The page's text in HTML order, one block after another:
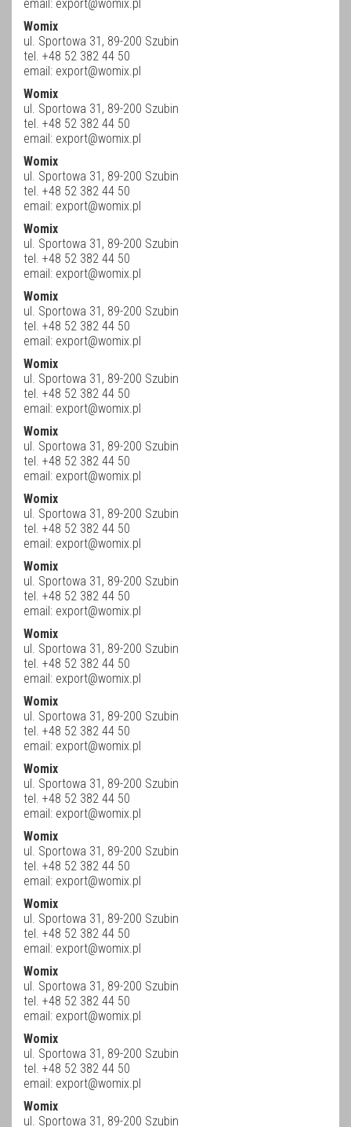
email: export@womix.pl
Womix
ul. Sportowa 31, 89-200 Szubin
tel. +48 52 382 44 50
email: export@womix.pl
Womix
ul. Sportowa 31, 89-200 Szubin
tel. +48 52 382 44 50
email: export@womix.pl
Womix
ul. Sportowa 31, 89-200 Szubin
tel. +48 52 382 44 50
email: export@womix.pl
Womix
ul. Sportowa 31, 89-200 Szubin
tel. +48 52 382 44 50
email: export@womix.pl
Womix
ul. Sportowa 31, 89-200 Szubin
tel. +48 52 382 44 50
email: export@womix.pl
Womix
ul. Sportowa 31, 89-200 Szubin
tel. +48 52 382 44 50
email: export@womix.pl
Womix
ul. Sportowa 31, 89-200 Szubin
tel. +48 52 382 44 50
email: export@womix.pl
Womix
ul. Sportowa 31, 89-200 Szubin
tel. +48 52 382 44 50
email: export@womix.pl
Womix
ul. Sportowa 31, 89-200 Szubin
tel. +48 52 382 44 50
email: export@womix.pl
Womix
ul. Sportowa 31, 89-200 Szubin
tel. +48 52 382 44 50
email: export@womix.pl
Womix
ul. Sportowa 31, 89-200 Szubin
tel. +48 52 382 44 50
email: export@womix.pl
Womix
ul. Sportowa 31, 89-200 Szubin
tel. +48 52 382 44 50
email: export@womix.pl
Womix
ul. Sportowa 31, 89-200 Szubin
tel. +48 52 382 44 50
email: export@womix.pl
Womix
ul. Sportowa 31, 89-200 Szubin
tel. +48 52 382 44 50
email: export@womix.pl
Womix
ul. Sportowa 31, 89-200 Szubin
tel. +48 52 382 44 50
email: export@womix.pl
Womix
ul. Sportowa 31, 89-200 Szubin
tel. +48 52 382 44 50
email: export@womix.pl
Womix
ul. Sportowa 31, 89-200 Szubin